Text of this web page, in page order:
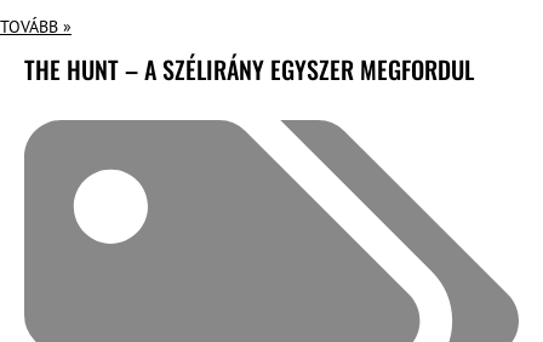
TOVÁBB »
THE HUNT – A SZÉLIRÁNY EGYSZER MEGFORDUL